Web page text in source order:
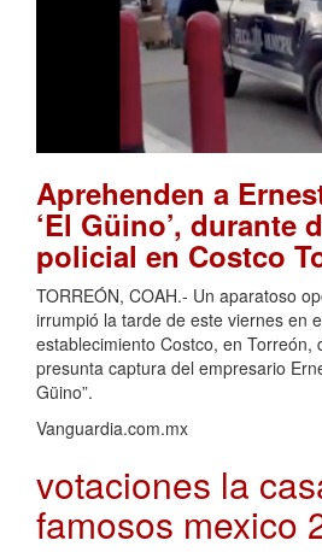
Aprehenden a
‘El Güino’, durante
policial en Costco
TORREÓN, COAH.- Un aparatoso
irrumpió la tarde de este viernes en
establecimiento Costco, en Torreón,
presunta captura del empresario
Güino”.
Vanguardia.com.mx
votaciones la
famosos mexico